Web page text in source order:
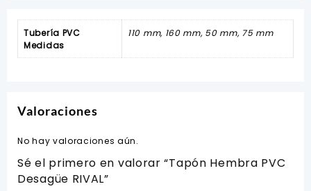
Tubería PVC
Medidas
110 mm, 160 mm, 50 mm, 75 mm
Valoraciones
No hay valoraciones aún.
Sé el primero en valorar “Tapón Hembra PVC
Desagüe RIVAL”